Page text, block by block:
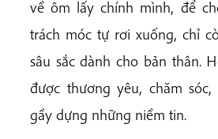
về ôm lấy chính mình, để
trách móc tự rơi xuống, chỉ
sâu sắc dành cho bản thân.
được thương yêu, chăm
gầy dựng những niềm tin.